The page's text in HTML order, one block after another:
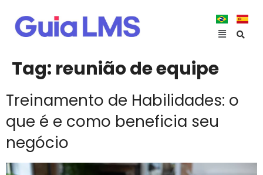
Tag: reunião de equipe
Treinamento de Habilidades: o
que é e como beneficia seu
negócio